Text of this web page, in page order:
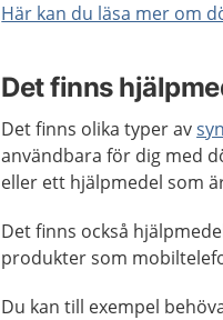
Här kan du läsa mer om
Det finns
Det finns olika typer av
användbara för dig med
eller ett hjälpmedel som
Det finns också
produkter som
Du kan till exempel